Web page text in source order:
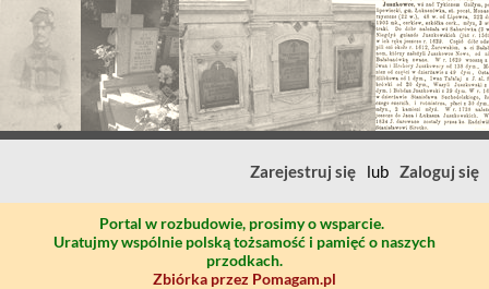
Zarejestruj się lub Zaloguj się
Portal w rozbudowie, prosimy o wsparcie.
Uratujmy wspólnie polską tożsamość i pamięć o naszych
przodkach.
Zbiórka przez Pomagam.pl